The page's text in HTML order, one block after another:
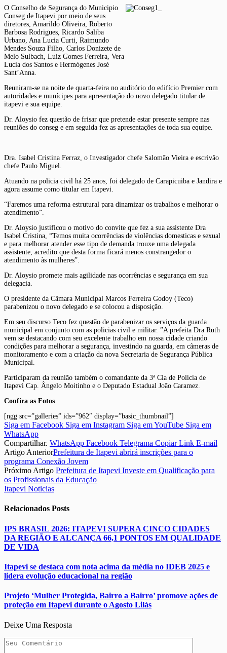
O Conselho de Segurança do Municipio
Conseg de Itapevi por meio de seus
diretores, Amarildo Oliveira, Roberto
Barbosa Rodrigues, Ricardo Saliba
Urbano, Ana Lucia Curti, Raimundo
Mendes Souza Filho, Carlos Donizete de
Melo Sulbach, Luiz Gomes Ferreira, Vera
Lucia dos Santos e Hermógenes José
Sant’Anna.
Reuniram-se na noite de quarta-feira no auditório do edifício Premier com
autoridades e munícipes para apresentação do novo delegado titular de
itapevi e sua equipe.
Dr. Aloysio fez questão de frisar que pretende estar presente sempre nas
reuniões do conseg e em seguida fez as apresentações de toda sua equipe.
Dra. Isabel Cristina Ferraz, o Investigador chefe Salomão Vieira e escrivão
chefe Paulo Miguel.
Atuando na policia civil há 25 anos, foi delegado de Carapicuiba e Jandira e
agora assume como titular em Itapevi.
“Faremos uma reforma estrutural para dinamizar os trabalhos e melhorar o
atendimento”.
Dr. Aloysio justificou o motivo do convite que fez a sua assistente Dra
Isabel Cristina, “Temos muita ocorrências de violências domesticas e sexual
e para melhorar atender esse tipo de demanda trouxe uma delegada
assistente, acredito que desta forma ficará menos constrangedor o
atendimento às mulheres”.
Dr. Aloysio promete mais agilidade nas ocorrências e segurança em sua
delegacia.
O presidente da Câmara Municipal Marcos Ferreira Godoy (Teco)
parabenizou o novo delegado e se colocou a disposição.
Em seu discurso Teco fez questão de parabenizar os serviços da guarda
municipal em conjunto com as policias civil e militar. ”A prefeita Dra Ruth
vem se destacando com seu excelente trabalho em nossa cidade criando
condições para melhorar a segurança, investindo na guarda, em câmeras de
monitoramento e com a criação da nova Secretaria de Segurança Pública
Municipal.
Participaram da reunião também o comandante da 3ª Cia de Policia de
Itapevi Cap. Ângelo Moitinho e o Deputado Estadual João Caramez.
Confira as Fotos
[ngg src=”galleries” ids=”962″ display=”basic_thumbnail”]
Siga em Facebook Siga em Instagram Siga em YouTube Siga em
WhatsApp
Compartilhar. WhatsApp Facebook Telegrama Copiar Link E-mail
Artigo AnteriorPrefeitura de Itapevi abrirá inscrições para o
programa Conexão Jovem
Próximo Artigo Prefeitura de Itapevi Investe em Qualificação para
os Profissionais da Educação
Itapevi Noticias
Relacionados Posts
IPS BRASIL 2026: ITAPEVI SUPERA CINCO CIDADES
DA REGIÃO E ALCANÇA 66,1 PONTOS EM QUALIDADE
DE VIDA
Itapevi se destaca com nota acima da média no IDEB 2025 e
lidera evolução educacional na região
Projeto ‘Mulher Protegida, Bairro a Bairro’ promove ações de
proteção em Itapevi durante o Agosto Lilás
Deixe Uma Resposta